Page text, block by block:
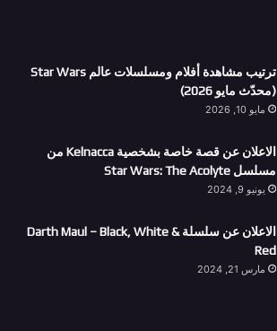
ترتيب مشاهدة أفلام ومسلسلات عالم Star Wars
(محدّث مايو 2026)
مايو 10, 2026
الاعلان عن قصة خاصة بشخصية Kelnacca من
مسلسل Star Wars: The Acolyte
يونيو 9, 2024
الاعلان عن سلسلة Darth Maul – Black, White &
Red
مارس 21, 2024